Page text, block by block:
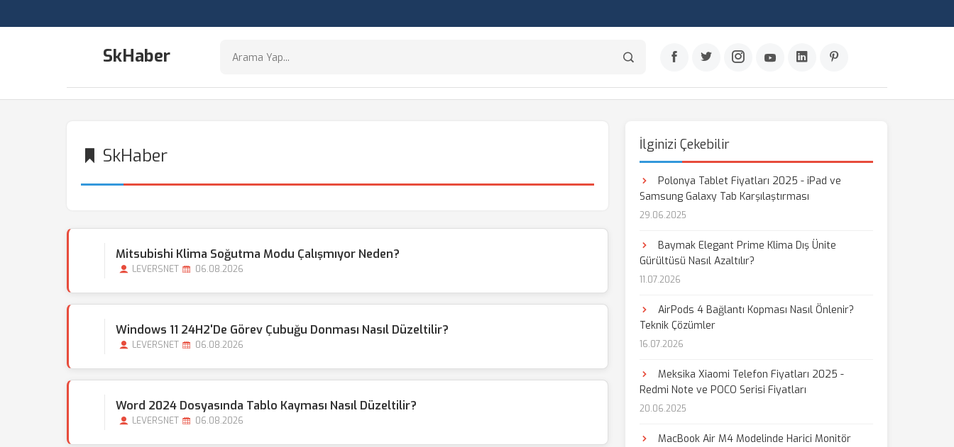
SkHaber
SkHaber
Mitsubishi Klima Soğutma Modu Çalışmıyor Neden?
LEVERSNET 06.08.2026
Windows 11 24H2'de Görev Çubuğu Donması Nasıl Düzeltilir?
LEVERSNET 06.08.2026
Word 2024 Dosyasında Tablo Kayması Nasıl Düzeltilir?
LEVERSNET 06.08.2026
İlginizi Çekebilir
Polonya Tablet Fiyatları 2025 - iPad ve
Samsung Galaxy Tab Karşılaştırması
29.06.2025
Baymak Elegant Prime Klima Dış Ünite
Gürültüsü Nasıl Azaltılır?
11.07.2026
AirPods 4 Bağlantı Kopması Nasıl Önlenir?
Teknik Çözümler
16.07.2026
Meksika Xiaomi Telefon Fiyatları 2025 -
Redmi Note ve POCO Serisi Fiyatları
20.06.2025
MacBook Air M4 Modelinde Harici Monitör